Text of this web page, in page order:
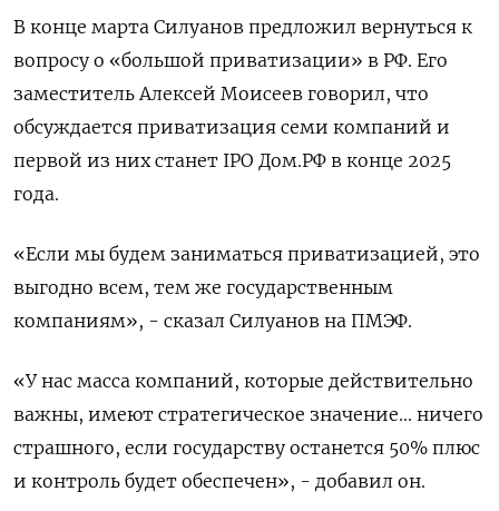
В конце марта Силуанов предложил вернуться к
вопросу о «большой приватизации» в РФ. Его
заместитель Алексей Моисеев говорил, что
обсуждается приватизация семи компаний и
первой из них станет IPO Дом.РФ в конце 2025
года.
«Если мы будем заниматься приватизацией, это
выгодно всем, тем же государственным
компаниям», - сказал Силуанов на ПМЭФ.
«У нас масса компаний, которые действительно
важны, имеют стратегическое значение... ничего
страшного, если государству останется 50% плюс
и контроль будет обеспечен», - добавил он.